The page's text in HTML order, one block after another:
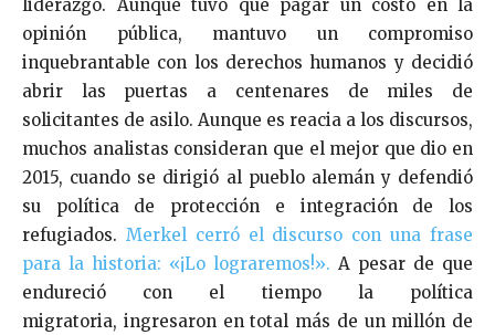
liderazgo. Aunque tuvo que pagar un costo en la
opinión pública, mantuvo un compromiso
inquebrantable con los derechos humanos y decidió
abrir las puertas a centenares de miles de
solicitantes de asilo. Aunque es reacia a los discursos,
muchos analistas consideran que el mejor que dio en
2015, cuando se dirigió al pueblo alemán y defendió
su política de protección e integración de los
refugiados. Merkel cerró el discurso con una frase
para la historia: «¡Lo lograremos!». A pesar de que
endureció con el tiempo la política
migratoria, ingresaron en total más de un millón de